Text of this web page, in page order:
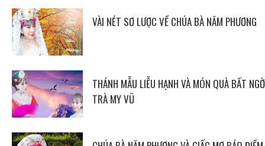
VÀI NÉT SƠ LƯỢC VỀ CHÚA BÀ NĂM PHƯƠNG
THÁNH MẪU LIỄU HẠNH VÀ MÓN QUÀ BẤT
TRÀ MY VŨ